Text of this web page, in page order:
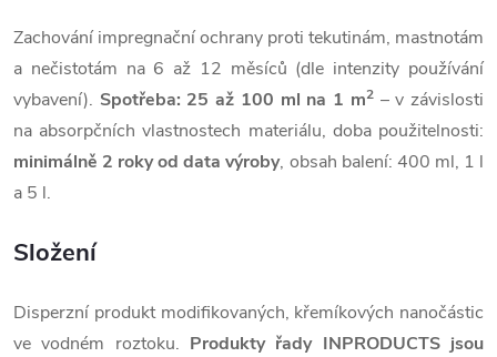
Zachování impregnační ochrany proti tekutinám, mastnotám
a nečistotám na 6 až 12 měsíců (dle intenzity používání
vybavení). Spotřeba: 25 až 100 ml na 1 m2– v závislosti
na absorpčních vlastnostech materiálu, doba použitelnosti:
minimálně 2 roky od data výroby, obsah balení: 400 ml, 1 l
a 5 l.
Složení
Disperzní produkt modifikovaných, křemíkových nanočástic
ve vodném roztoku. Produkty řady INPRODUCTS jsou